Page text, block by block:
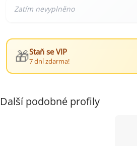
🎁Staň se VIP
7 dní zdarma!
Další podobné profily